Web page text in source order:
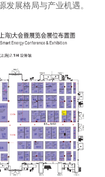
发展格局与产业机遇。